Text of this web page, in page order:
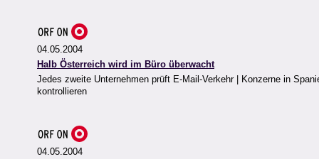
04.05.2004
Halb Österreich wird im Büro überwacht
Jedes zweite Unternehmen prüft E-Mail-Verkehr | Konzerne in
kontrollieren
04.05.2004